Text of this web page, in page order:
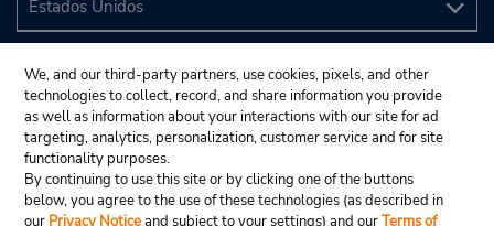
We, and our third-party partners, use cookies, pixels, and other
technologies to collect, record, and share information you provide
as well as information about your interactions with our site for ad
targeting, analytics, personalization, customer service and for site
functionality purposes.
By continuing to use this site or by clicking one of the buttons
below, you agree to the use of these technologies (as described in
our Privacy Noticeand subject to your settings) and ourTerms of